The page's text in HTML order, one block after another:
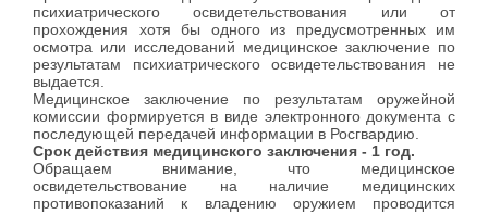
психиатрического освидетельствования или от
прохождения хотя бы одного из предусмотренных им
осмотра или исследований медицинское заключение по
результатам психиатрического освидетельствования не
выдается.
Медицинское заключение по результатам оружейной
комиссии формируется в виде электронного документа с
последующей передачей информации в Росгвардию.
Срок действия медицинского заключения - 1 год.
Обращаем внимание, что медицинское
освидетельствование на наличие медицинских
противопоказаний к владению оружием проводится